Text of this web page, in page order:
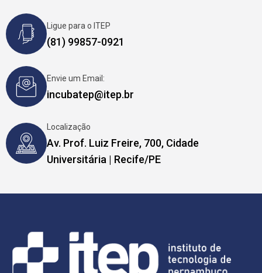
Ligue para o ITEP
(81) 99857-0921
Envie um Email:
incubatep@itep.br
Localização
Av. Prof. Luiz Freire, 700, Cidade
Universitária | Recife/PE